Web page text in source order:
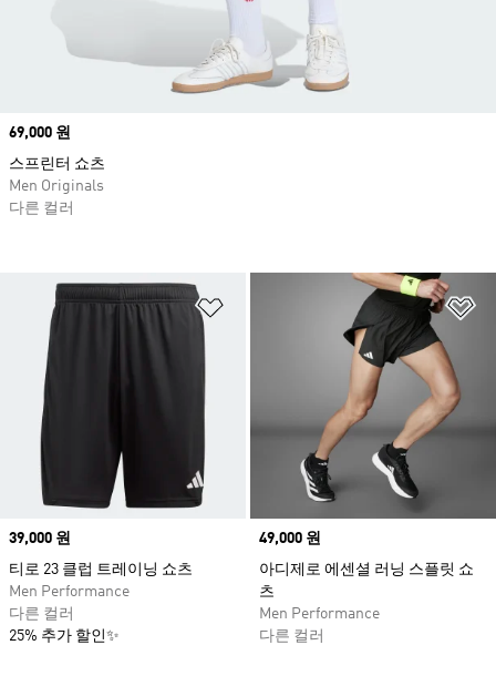
Price
39,000 원
티로 23 클럽 트레이닝 쇼츠
Men Performance
다른 컬러
25% 추가 할인✨
Price
49,000 원
아디제로 에센셜 러닝 스플릿 쇼
츠
Men Performance
다른 컬러
Price
69,000 원
스프린터 쇼츠
Men Originals
다른 컬러